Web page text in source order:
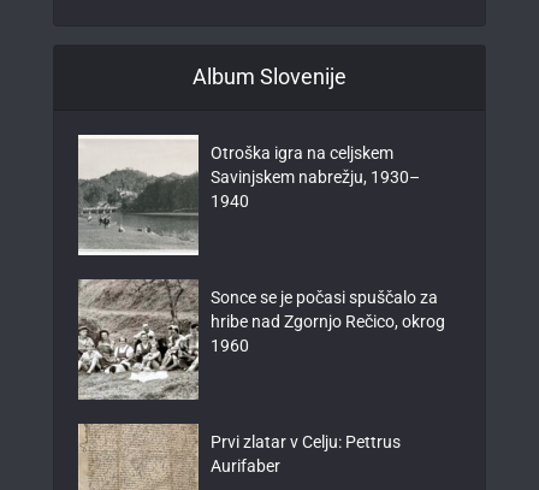
Album Slovenije
Otroška igra na celjskem
Savinjskem nabrežju, 1930–
1940
Sonce se je počasi spuščalo za
hribe nad Zgornjo Rečico, okrog
1960
Prvi zlatar v Celju: Pettrus
Aurifaber